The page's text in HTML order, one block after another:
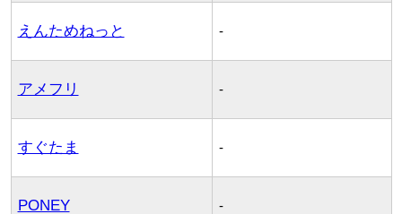
えんためねっと -
アメフリ -
すぐたま -
PONEY -